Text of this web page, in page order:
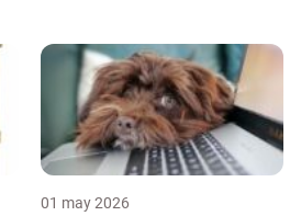
01 may 2026